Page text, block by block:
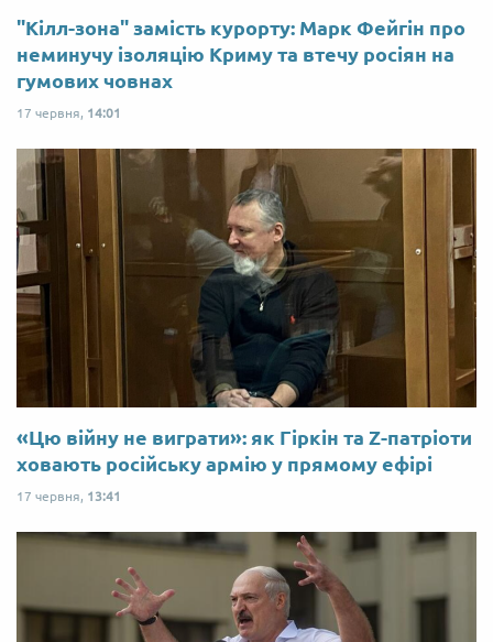
"Кілл-зона" замість курорту: Марк Фейгін про
неминучу ізоляцію Криму та втечу росіян на
гумових човнах
17 червня, 14:01
«Цю війну не виграти»: як Гіркін та Z-патріоти
ховають російську армію у прямому ефірі
17 червня, 13:41